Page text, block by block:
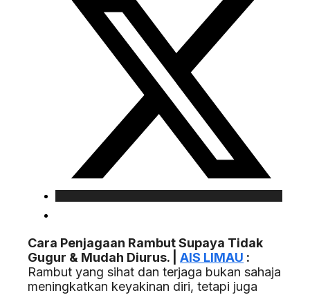
Cara Penjagaan Rambut Supaya Tidak
Gugur & Mudah Diurus. | AIS LIMAU :
Rambut yang sihat dan terjaga bukan sahaja
meningkatkan keyakinan diri, tetapi juga